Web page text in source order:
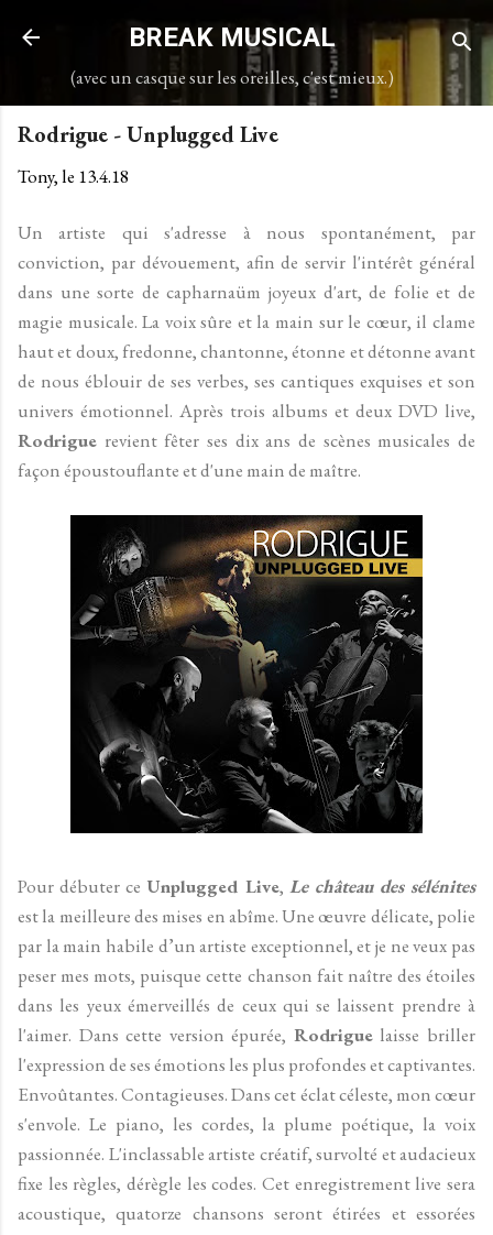
Accéder au contenu principal
BREAK MUSICAL
(avec un casque sur les oreilles, c'est mieux.)
Rodrigue - Unplugged Live
Tony, le 13.4.18
Un artiste qui s'adresse à nous spontanément, par
conviction, par dévouement, afin de servir l'intérêt général
dans une sorte de capharnaüm joyeux d'art, de folie et de
magie musicale. La voix sûre et la main sur le cœur, il clame
haut et doux, fredonne, chantonne, étonne et détonne avant
de nous éblouir de ses verbes, ses cantiques exquises et son
univers émotionnel. Après trois albums et deux DVD live,
Rodrigue revient fêter ses dix ans de scènes musicales de
façon époustouflante et d'une main de maître.
Pour débuter ce Unplugged Live, Le château des sélénites
est la meilleure des mises en abîme. Une œuvre délicate, polie
par la main habile d’un artiste exceptionnel, et je ne veux pas
peser mes mots, puisque cette chanson fait naître des étoiles
dans les yeux émerveillés de ceux qui se laissent prendre à
l'aimer. Dans cette version épurée, Rodriguelaisse briller
l'expression de ses émotions les plus profondes et captivantes.
Envoûtantes. Contagieuses. Dans cet éclat céleste, mon cœur
s'envole. Le piano, les cordes, la plume poétique, la voix
passionnée. L'inclassable artiste créatif, survolté et audacieux
fixe les règles, dérègle les codes. Cet enregistrement live sera
acoustique, quatorze chansons seront étirées et essorées